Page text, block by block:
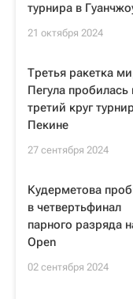
турнира в
21 октября 2024
Третья ракетка
Пегула пробилась
третий круг
Пекине
27 сентября 2024
Кудерметова
в четвертьфинал
парного разряда
Open
02 сентября 2024